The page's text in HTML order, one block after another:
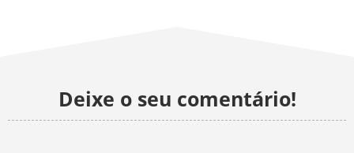
Deixe o seu comentário!